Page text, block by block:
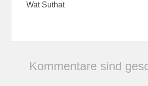
Wat Suthat
Kommentare sind